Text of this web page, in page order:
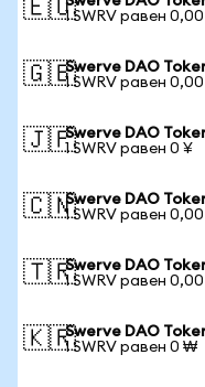
🇪🇺1 SWRV равен
🇬🇧Swerve DAO
1 SWRV равен 0,00
🇯🇵Swerve DAO
1 SWRV равен 0 ¥
🇨🇳Swerve DAO
1 SWRV равен
🇹🇷Swerve DAO
1 SWRV равен
🇰🇷Swerve DAO
1 SWRV равен 0 ₩